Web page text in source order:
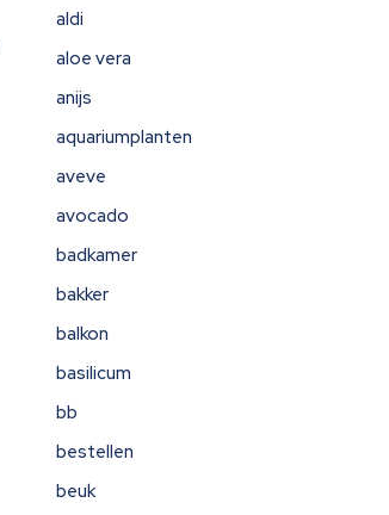
aldi
aloe vera
anijs
aquariumplanten
aveve
avocado
badkamer
bakker
balkon
basilicum
bb
bestellen
beuk